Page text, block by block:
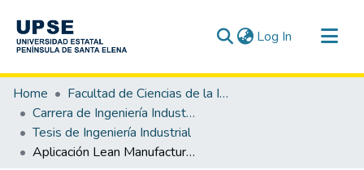
Log In (current)
Communities & Collections
All of DSpace
Statistics
Home
Facultad de Ciencias de la Ingeniería
Carrera de Ingeniería Industrial
Tesis de Ingeniería Industrial
Aplicación Lean Manufacturing para la optimización del sistema de producción en la planta purificadora y embotelladora de agua Aquafit S.A, Santa Elena.